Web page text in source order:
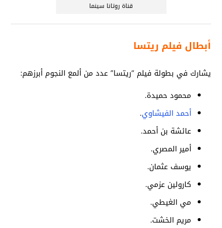
قناة روتانا سينما
أبطال فيلم ريتسا
يشارك في بطولة فيلم “ريتسا” عدد من ألمع النجوم أبرزهم:
محمود حميدة.
أحمد الفيشاوي.
عائشة بن أحمد.
أمير المصري.
يوسف عثمان.
كارولين عزمي.
مي الغيطي.
مريم الخشت.